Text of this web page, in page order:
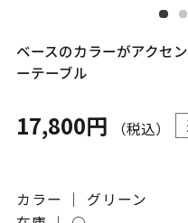
ベースのカラーがアクセ
ーテーブル
17,800円 （税込）
カラー ｜ グリーン